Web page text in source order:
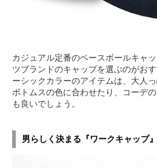
カジュアル定番のベースボールキャ
ツブランドのキャップを選ぶのがお
ーシックカラーのアイテムは、大人
ボトムスの色に合わせたり、コーデ
も良いでしょう。
男らしく決まる『ワークキャップ』